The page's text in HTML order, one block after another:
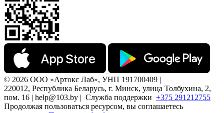
© 2026 ООО «Артокс Лаб», УНП 191700409 |
220012, Республика Беларусь, г. Минск, улица Толбухина, 2,
пом. 16 | help@103.by | Служба поддержки +375 291212755
Продолжая пользоваться ресурсом, вы соглашаетесь